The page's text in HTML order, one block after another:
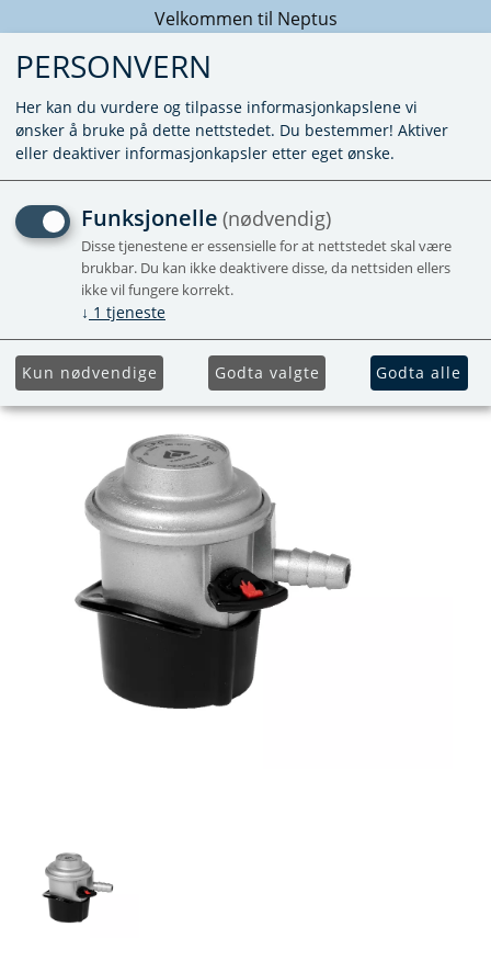
Velkommen til Neptus
REGULATOR KOSAN
CLICK-ON 29 MBAR
SLANGE
PERSONVERN
Her kan du vurdere og tilpasse informasjonkapslene vi
ønsker å bruke på dette nettstedet. Du bestemmer! Aktiver
eller deaktiver informasjonkapsler etter eget ønske.
Funksjonelle (nødvendig)
Disse tjenestene er essensielle for at nettstedet skal være
brukbar. Du kan ikke deaktivere disse, da nettsiden ellers
ikke vil fungere korrekt.
↓ 1 tjeneste
Kun nødvendige Godta valgte Godta alle